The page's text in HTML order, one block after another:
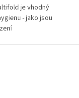
je vhodný
- jako jsou